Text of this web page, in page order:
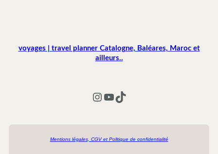
voyages | travel planner Catalogne, Baléares, Maroc et
ailleurs..
Instagram YouTube TikTok
Mentions légales, CGV et Politique de confidentialité